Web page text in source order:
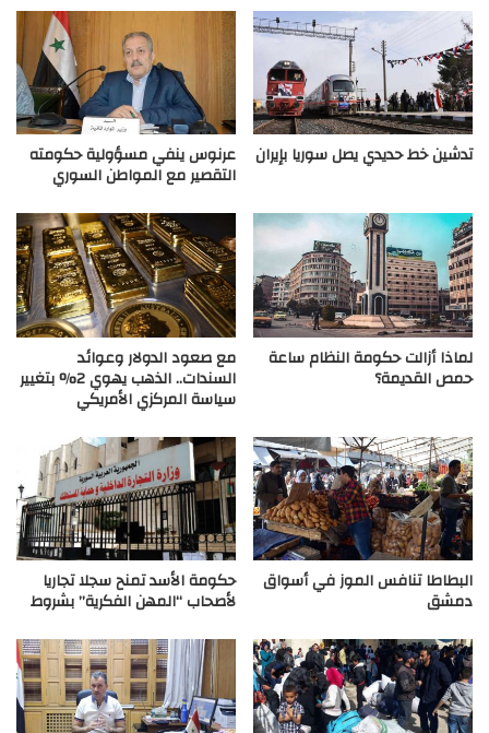
تدشين خط حديدي يصل سوريا بإيران عرنوس ينفي مسؤولية حكومته
التقصير مع المواطن السوري
لماذا أزالت حكومة النظام ساعة
حمص القديمة؟
مع صعود الدولار وعوائد
السندات.. الذهب يهوي 2% بتغيير
سياسة المركزي الأمريكي
البطاطا تنافس الموز في أسواق
دمشق
حكومة الأسد تمنح سجلا تجاريا
لأصحاب “المهن الفكرية” بشروط